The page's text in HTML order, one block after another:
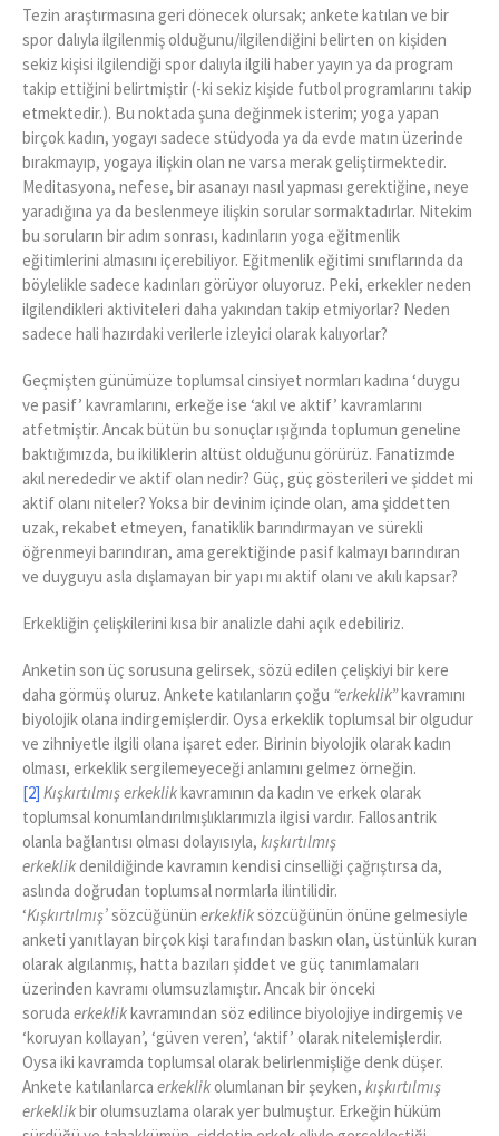
Tezin araştırmasına geri dönecek olursak; ankete katılan ve bir
spor dalıyla ilgilenmiş olduğunu/ilgilendiğini belirten on kişiden
sekiz kişisi ilgilendiği spor dalıyla ilgili haber yayın ya da program
takip ettiğini belirtmiştir (-ki sekiz kişide futbol programlarını takip
etmektedir.). Bu noktada şuna değinmek isterim; yoga yapan
birçok kadın, yogayı sadece stüdyoda ya da evde matın üzerinde
bırakmayıp, yogaya ilişkin olan ne varsa merak geliştirmektedir.
Meditasyona, nefese, bir asanayı nasıl yapması gerektiğine, neye
yaradığına ya da beslenmeye ilişkin sorular sormaktadırlar. Nitekim
bu soruların bir adım sonrası, kadınların yoga eğitmenlik
eğitimlerini almasını içerebiliyor. Eğitmenlik eğitimi sınıflarında da
böylelikle sadece kadınları görüyor oluyoruz. Peki, erkekler neden
ilgilendikleri aktiviteleri daha yakından takip etmiyorlar? Neden
sadece hali hazırdaki verilerle izleyici olarak kalıyorlar?
Geçmişten günümüze toplumsal cinsiyet normları kadına ‘duygu
ve pasif’ kavramlarını, erkeğe ise ‘akıl ve aktif’ kavramlarını
atfetmiştir. Ancak bütün bu sonuçlar ışığında toplumun geneline
baktığımızda, bu ikiliklerin altüst olduğunu görürüz. Fanatizmde
akıl nerededir ve aktif olan nedir? Güç, güç gösterileri ve şiddet mi
aktif olanı niteler? Yoksa bir devinim içinde olan, ama şiddetten
uzak, rekabet etmeyen, fanatiklik barındırmayan ve sürekli
öğrenmeyi barındıran, ama gerektiğinde pasif kalmayı barındıran
ve duyguyu asla dışlamayan bir yapı mı aktif olanı ve akılı kapsar?
Erkekliğin çelişkilerini kısa bir analizle dahi açık edebiliriz.
Anketin son üç sorusuna gelirsek, sözü edilen çelişkiyi bir kere
daha görmüş oluruz. Ankete katılanların çoğu “erkeklik”kavramını
biyolojik olana indirgemişlerdir. Oysa erkeklik toplumsal bir olgudur
ve zihniyetle ilgili olana işaret eder. Birinin biyolojik olarak kadın
olması, erkeklik sergilemeyeceği anlamını gelmez örneğin.
[2] Kışkırtılmışerkeklikkavramının da kadın ve erkek olarak
toplumsal konumlandırılmışlıklarımızla ilgisi vardır. Fallosantrik
olanla bağlantısı olması dolayısıyla, kışkırtılmış
erkeklikdenildiğinde kavramın kendisi cinselliği çağrıştırsa da,
aslında doğrudan toplumsal normlarla ilintilidir.
‘Kışkırtılmış’sözcüğünün erkekliksözcüğünün önüne gelmesiyle
anketi yanıtlayan birçok kişi tarafından baskın olan, üstünlük kuran
olarak algılanmış, hatta bazıları şiddet ve güç tanımlamaları
üzerinden kavramı olumsuzlamıştır. Ancak bir önceki
soruda erkeklikkavramından söz edilince biyolojiye indirgemiş ve
‘koruyan kollayan’, ‘güven veren’, ‘aktif’ olarak nitelemişlerdir.
Oysa iki kavramda toplumsal olarak belirlenmişliğe denk düşer.
Ankete katılanlarca erkeklikolumlanan bir şeyken, kışkırtılmış
erkeklikbir olumsuzlama olarak yer bulmuştur. Erkeğin hüküm